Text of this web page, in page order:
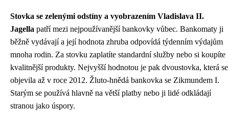
Stovka se zelenými odstíny a vyobrazením Vladislava II.
Jagella patří mezi nejpoužívanější bankovky vůbec. Bankomaty ji
běžně vydávají a její hodnota zhruba odpovídá týdenním výdajům
mnoha rodin. Za stovku zaplatíte standardní služby nebo si koupíte
kvalitnější produkty. Nejvyšší hodnotou je pak dvoustovka, která se
objevila až v roce 2012. Žluto-hnědá bankovka se Zikmundem I.
Starým se používá hlavně na větší platby nebo ji lidé odkládají
stranou jako úspory.